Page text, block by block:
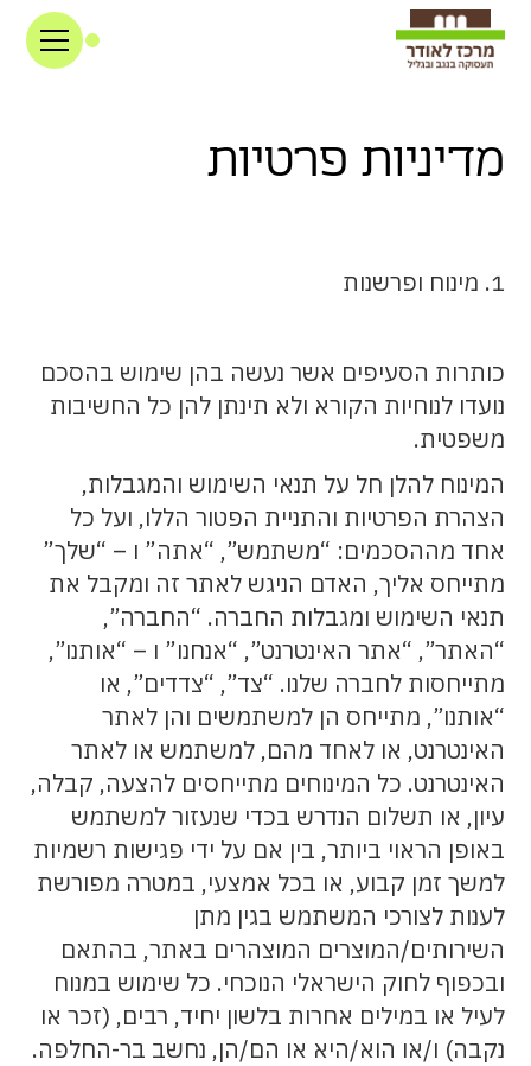
מדיניות פרטיות
1. מינוח ופרשנות
כותרות הסעיפים אשר נעשה בהן שימוש בהסכם
נועדו לנוחיות הקורא ולא תינתן להן כל החשיבות
משפטית.
המינוח להלן חל על תנאי השימוש והמגבלות,
הצהרת הפרטיות והתניית הפטור הללו, ועל כל
אחד מההסכמים: “משתמש”, “אתה” ו – “שלך”
מתייחס אליך, האדם הניגש לאתר זה ומקבל את
תנאי השימוש ומגבלות החברה. “החברה”,
“האתר”, “אתר האינטרנט”, “אנחנו” ו – “אותנו”,
מתייחסות לחברה שלנו. “צד”, “צדדים”, או
“אותנו”, מתייחס הן למשתמשים והן לאתר
האינטרנט, או לאחד מהם, למשתמש או לאתר
האינטרנט. כל המינוחים מתייחסים להצעה, קבלה,
עיון, או תשלום הנדרש בכדי שנעזור למשתמש
באופן הראוי ביותר, בין אם על ידי פגישות רשמיות
למשך זמן קבוע, או בכל אמצעי, במטרה מפורשת
לענות לצורכי המשתמש בגין מתן
השירותים/המוצרים המוצהרים באתר, בהתאם
ובכפוף לחוק הישראלי הנוכחי. כל שימוש במנוח
לעיל או במילים אחרות בלשון יחיד, רבים, (זכר או
נקבה) ו/או הוא/היא או הם/הן, נחשב בר-החלפה.